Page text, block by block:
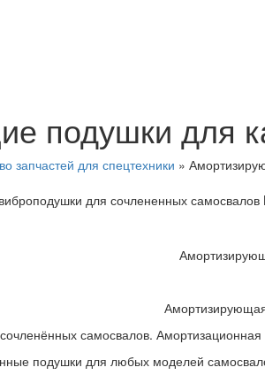
подушки для
запчастей для спецтехники »
для сочлененных
самосвалов.
подушки для любых моделей